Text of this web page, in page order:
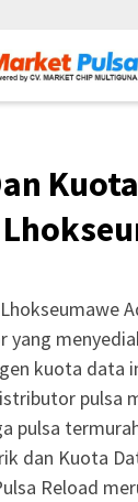
Kuota
yang
kuota data
pulsa
pulsa
dan Kuota
Reload